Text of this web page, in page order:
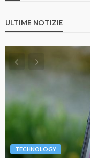
ULTIME NOTIZIE
TECHNOLOGY